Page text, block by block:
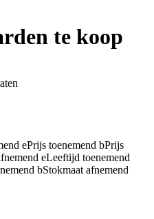
te koop
ePrijs toenemend bPrijs
eLeeftijd toenemend
bStokmaat afnemend